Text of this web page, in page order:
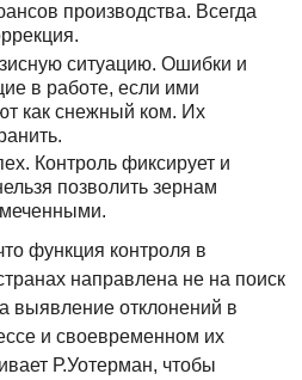
производства. Всегда
ситуацию. Ошибки и
в работе, если ими
как снежный ком. Их
Контроль фиксирует и
позволить зернам
функция контроля в
направлена не на поиск
выявление отклонений в
и своевременном их
Р.Уотерман, чтобы